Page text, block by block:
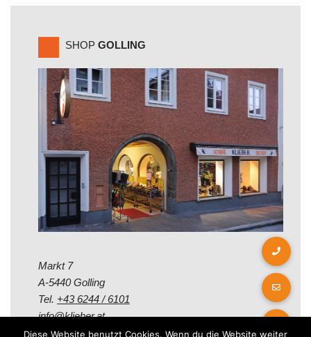
SHOP GOLLING
Markt 7
A-5440 Golling
Tel. +43 6244 / 6101
info@klieber.at
Diese Website benutzt Cookies. Wenn du die Website weiter